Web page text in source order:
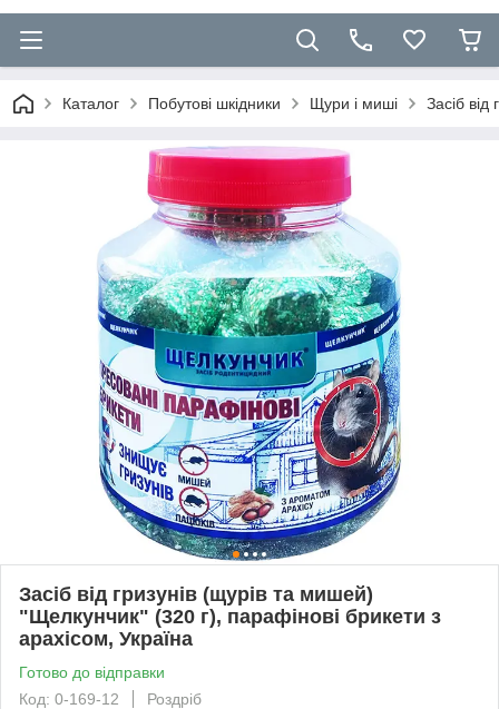
Каталог Побутові шкідники Щури і миші Засіб
Засіб від гризунів (щурів та мишей)
"Щелкунчик" (320 г), парафінові брикети з
арахісом, Україна
Готово до відправки
Код: 0-169-12
Роздріб